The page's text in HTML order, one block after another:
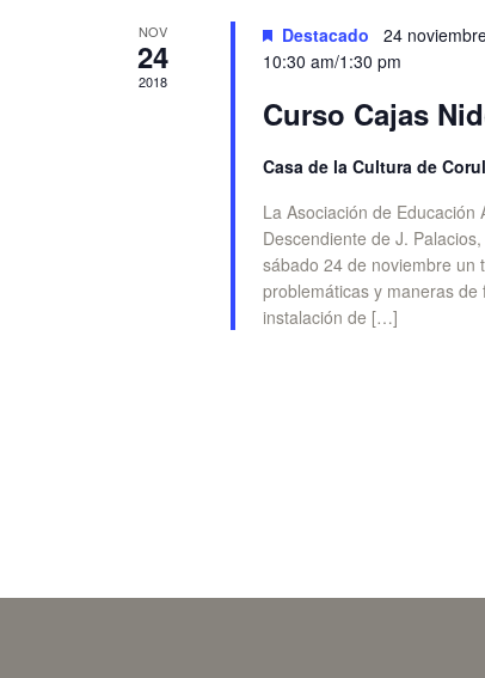
NOV
24
2018
Destacado
24
10:30 am/1:30 pm
Curso Cajas
Casa de la Cultura de
La Asociación de
Descendiente de J.
sábado 24 de noviembre un
problemáticas y maneras
instalación de […]